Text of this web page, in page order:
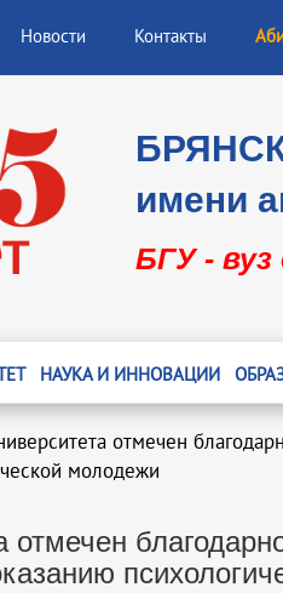
Новости Контакты
имени
БГУ -
НАУКА И ИННОВАЦИИ
отмечен
молодежи
отмечен